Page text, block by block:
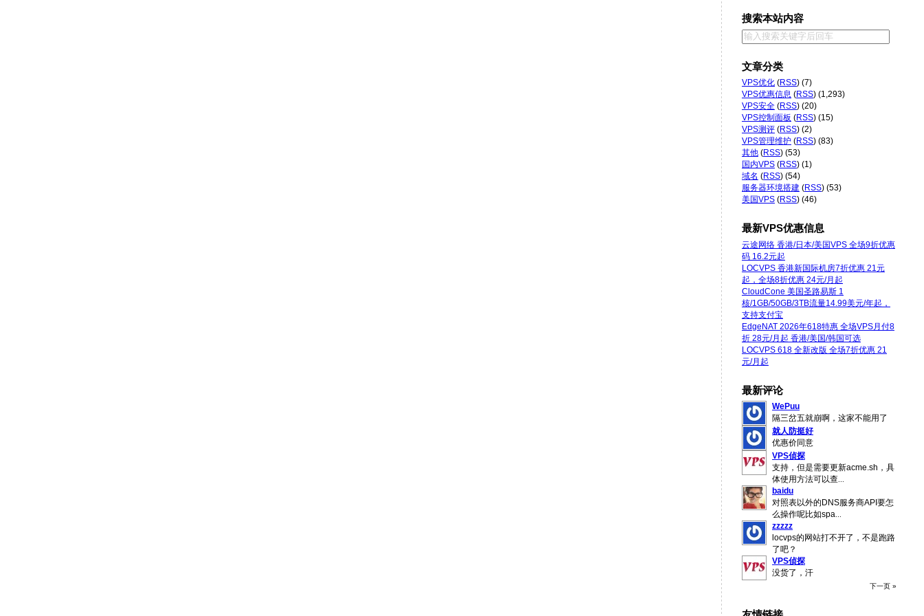
搜索本站内容
文章分类
VPS优化 (RSS) (7)
VPS优惠信息 (RSS) (1,293)
VPS安全 (RSS) (20)
VPS控制面板 (RSS) (15)
VPS测评 (RSS) (2)
VPS管理维护 (RSS) (83)
其他 (RSS) (53)
国内VPS (RSS) (1)
域名 (RSS) (54)
服务器环境搭建 (RSS) (53)
美国VPS (RSS) (46)
最新VPS优惠信息
云途网络 香港/日本/美国VPS 全场9折优惠
码 16.2元起
LOCVPS 香港新国际机房7折优惠 21元
起，全场8折优惠 24元/月起
CloudCone 美国圣路易斯 1
核/1GB/50GB/3TB流量14.99美元/年起，
支持支付宝
EdgeNAT 2026年618特惠 全场VPS月付8
折 28元/月起 香港/美国/韩国可选
LOCVPS 618 全新改版 全场7折优惠 21
元/月起
最新评论
WePuu
隔三岔五就崩啊，这家不能用了
就人防挺好
优惠价同意
VPS侦探
支持，但是需要更新acme.sh，具
体使用方法可以查
baidu
对照表以外的DNS服务商API要怎
么操作呢比如spa
zzzzz
locvps的网站打不开了，不是跑路
了吧？
VPS侦探
没货了，汗
下一页 »